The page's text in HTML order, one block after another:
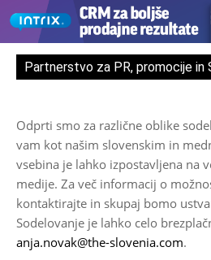
Partnerstvo za PR, promocije in
Odprti smo za različne oblike
vam kot našim slovenskim in
vsebina je lahko izpostavljena na
medije. Za več informacij o
kontaktirajte in skupaj bomo
Sodelovanje je lahko celo
anja.novak@the-slovenia.com.